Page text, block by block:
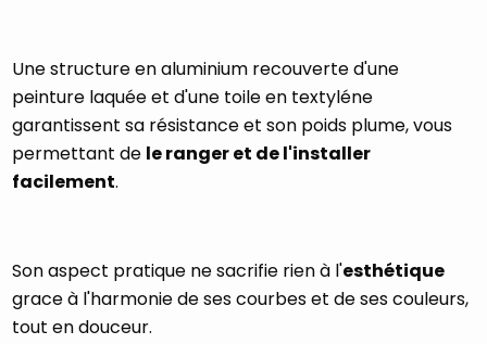
Une structure en aluminium recouverte d'une
peinture laquée et d'une toile en textyléne
garantissent sa résistance et son poids plume, vous
permettant de le ranger et de l'installer
facilement.
Son aspect pratique ne sacrifie rien à l'esthétique
grace à l'harmonie de ses courbes et de ses couleurs,
tout en douceur.